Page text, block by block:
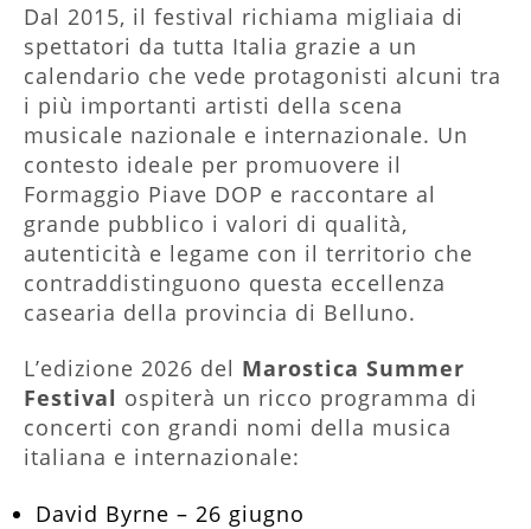
Dal 2015, il festival richiama migliaia di
spettatori da tutta Italia grazie a un
calendario che vede protagonisti alcuni tra
i più importanti artisti della scena
musicale nazionale e internazionale. Un
contesto ideale per promuovere il
Formaggio Piave DOP e raccontare al
grande pubblico i valori di qualità,
autenticità e legame con il territorio che
contraddistinguono questa eccellenza
casearia della provincia di Belluno.
L’edizione 2026 del Marostica Summer
Festival ospiterà un ricco programma di
concerti con grandi nomi della musica
italiana e internazionale:
David Byrne – 26 giugno